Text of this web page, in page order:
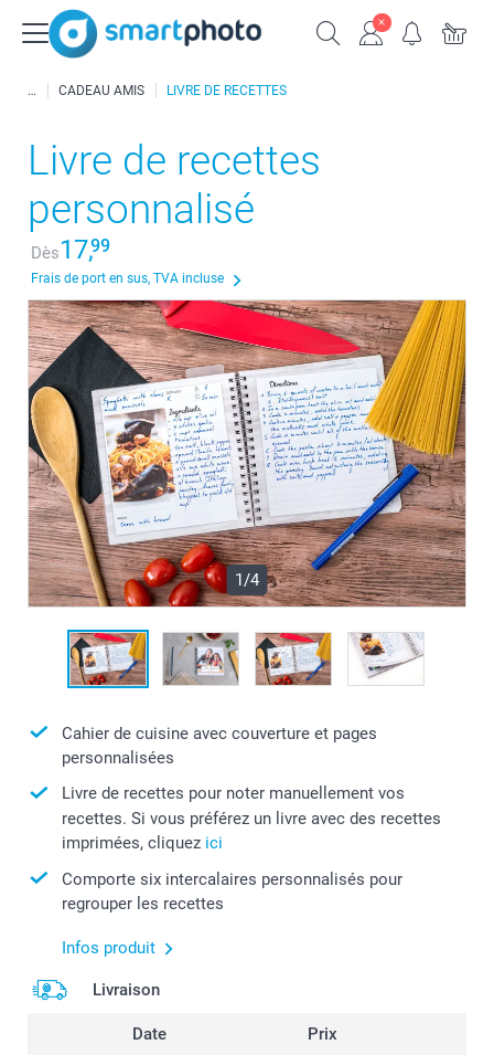
CADEAU AMIS LIVRE DE RECETTES
Livre de recettes
personnalisé
Dès17,99
Frais de port en sus, TVA incluse
1/4
Cahier de cuisine avec couverture et pages
personnalisées
Livre de recettes pour noter manuellement vos
recettes. Si vous préférez un livre avec des recettes
imprimées, cliquez ici
Comporte six intercalaires personnalisés pour
regrouper les recettes
Infos produit
Livraison
Date Prix